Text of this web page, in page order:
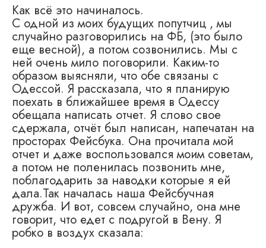
Как всё это начиналось.
С одной из моих будущих попутчиц , мы
случайно разговорились на ФБ, (это было
еще весной), а потом созвонились. Мы с
ней очень мило поговорили. Каким-то
образом выясняли, что обе связаны с
Одессой. Я рассказала, что я планирую
поехать в ближайшее время в Одессу
обещала написать отчет. Я слово свое
сдержала, отчёт был написан, напечатан на
просторах Фейсбука. Она прочитала мой
отчет и даже воспользовался моим советам,
а потом не поленилась позвонить мне,
поблагодарить за наводки которые я ей
дала.Так началась наша Фейсбучная
дружба. И вот, совсем случайно, она мне
говорит, что едет с подругой в Вену. Я
робко в воздух сказала: